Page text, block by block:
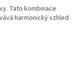
Tato kombinace
harmonický vzhled